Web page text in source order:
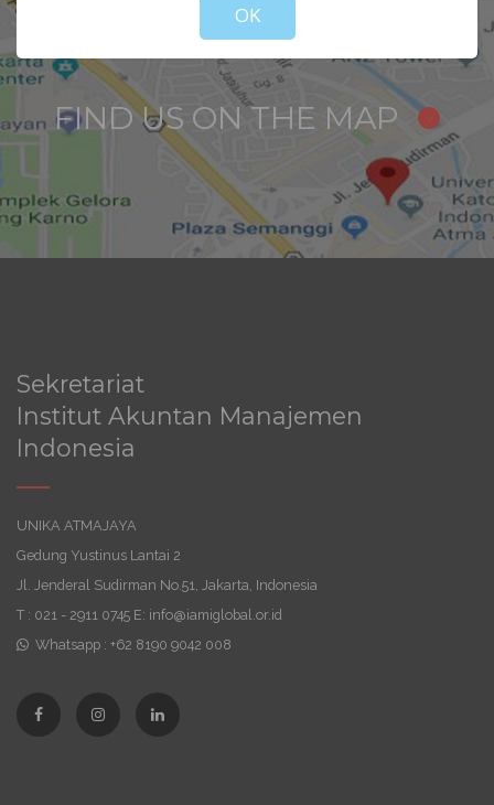
FIND US ON THE MAP
Sekretariat
Institut Akuntan Manajemen
Indonesia
UNIKA ATMAJAYA
Gedung Yustinus Lantai 2
Jl. Jenderal Sudirman No.51, Jakarta, Indonesia
T : 021 - 2911 0745 E: info@iamiglobal.or.id
Whatsapp : +62 8190 9042 008
OK